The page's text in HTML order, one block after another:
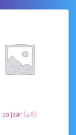
10 jaar (48)